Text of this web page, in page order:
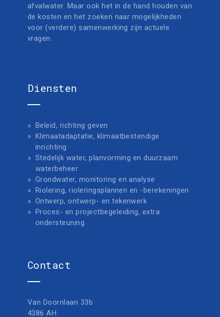
afvalwater. Maar ook het in de hand houden van
de kosten en het zoeken naar mogelijkheden
voor (verdere) samenwerking zijn actuele
vragen.
Diensten
Beleid, richting geven
Klimaatadaptatie, klimaatbestendige
inrichting
Stedelijk water, planvorming en duurzaam
waterbeheer
Grondwater, monitoring en analyse
Riolering, rioleringsplannen en -berekeningen
Ontwerp, ontwerp- en tekenwerk
Proces- en projectbegeleiding, extra
ondersteuning
Contact
Van Doornlaan 33b
4386 AH